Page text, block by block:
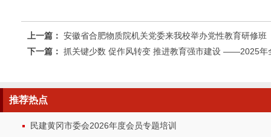
上一篇： 安徽省合肥物质院机关党委来我校举办党性教育研修班
下一篇： 抓关键少数 促作风转变 推进教育强市建设 ——2025年
推荐热点
民建黄冈市委会2026年度会员专题培训